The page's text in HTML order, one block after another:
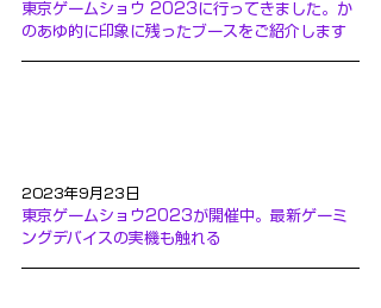
東京ゲームショウ 2023に行ってきました。か
のあゆ的に印象に残ったブースをご紹介します
2023年9月23日
東京ゲームショウ2023が開催中。最新ゲーミ
ングデバイスの実機も触れる